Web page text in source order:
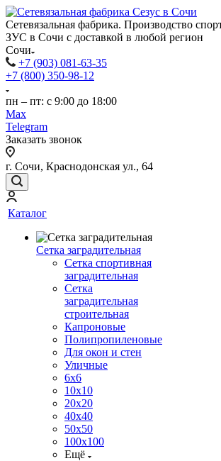
Сетевязальная фабрика. Производство
ЗУС в Сочи с доставкой в любой регион
Сочи
+7 (903) 081-63-35
+7 (800) 350-98-12
пн – пт: с 9:00 до 18:00
Max
Telegram
Заказать звонок
г. Сочи, Краснодонская ул., 64
Каталог
Сетка заградительная
Сетка спортивная
заградительная
Сетка
заградительная
строительная
Капроновые
Полипропиленовые
Для окон и стен
Уличные
6х6
10х10
20х20
40х40
50х50
100х100
Ещё